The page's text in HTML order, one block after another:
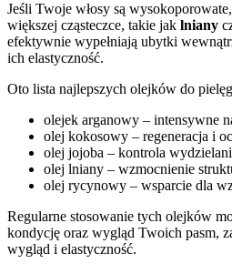
Jeśli Twoje włosy są
większej cząsteczce, takie jak lniany
efektywnie wypełniają ubytki
ich elastyczność.
Oto lista najlepszych olejków do
olejek arganowy – intensywne
olej kokosowy – regeneracja i
olej jojoba – kontrola
olej lniany – wzmocnienie
olej rycynowy – wsparcie dla
Regularne stosowanie tych olejków
kondycję oraz wygląd Twoich pasm,
wygląd i elastyczność.